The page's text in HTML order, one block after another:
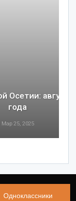
2008
Одноклассники